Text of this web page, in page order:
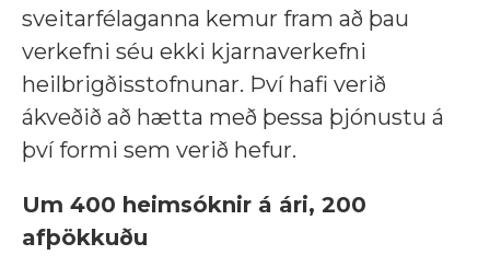
sveitarfélaganna kemur fram að þau
verkefni séu ekki kjarnaverkefni
heilbrigðisstofnunar. Því hafi verið
ákveðið að hætta með þessa þjónustu á
því formi sem verið hefur.
Um 400 heimsóknir á ári, 200
afþökkuðu